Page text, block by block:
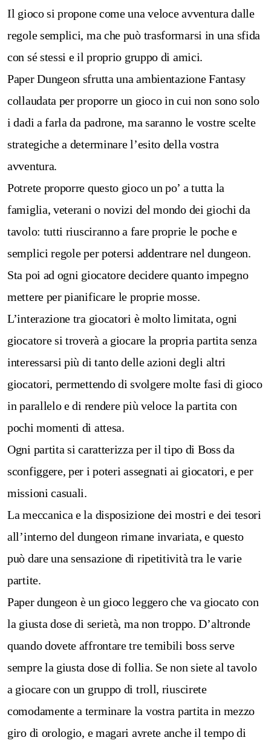
Il gioco si propone come una veloce avventura dalle
regole semplici, ma che può trasformarsi in una sfida
con sé stessi e il proprio gruppo di amici.
Paper Dungeon sfrutta una ambientazione Fantasy
collaudata per proporre un gioco in cui non sono solo
i dadi a farla da padrone, ma saranno le vostre scelte
strategiche a determinare l’esito della vostra
avventura.
Potrete proporre questo gioco un po’ a tutta la
famiglia, veterani o novizi del mondo dei giochi da
tavolo: tutti riusciranno a fare proprie le poche e
semplici regole per potersi addentrare nel dungeon.
Sta poi ad ogni giocatore decidere quanto impegno
mettere per pianificare le proprie mosse.
L’interazione tra giocatori è molto limitata, ogni
giocatore si troverà a giocare la propria partita senza
interessarsi più di tanto delle azioni degli altri
giocatori, permettendo di svolgere molte fasi di gioco
in parallelo e di rendere più veloce la partita con
pochi momenti di attesa.
Ogni partita si caratterizza per il tipo di Boss da
sconfiggere, per i poteri assegnati ai giocatori, e per
missioni casuali.
La meccanica e la disposizione dei mostri e dei tesori
all’interno del dungeon rimane invariata, e questo
può dare una sensazione di ripetitività tra le varie
partite.
Paper dungeon è un gioco leggero che va giocato con
la giusta dose di serietà, ma non troppo. D’altronde
quando dovete affrontare tre temibili boss serve
sempre la giusta dose di follia. Se non siete al tavolo
a giocare con un gruppo di troll, riuscirete
comodamente a terminare la vostra partita in mezzo
giro di orologio, e magari avrete anche il tempo di